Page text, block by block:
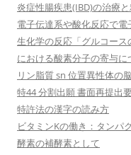
炎症性腸疾患(IBD)の治療
電子伝達系や酸化反応で
生化学の反応「グルコー
における酸素分子の寄与に
リン脂質 sn 位置異性体の
特44 分割出願 書面再提出
特許法の漢字の読み方
ビタミンKの働き：タンパ
酵素の補酵素として